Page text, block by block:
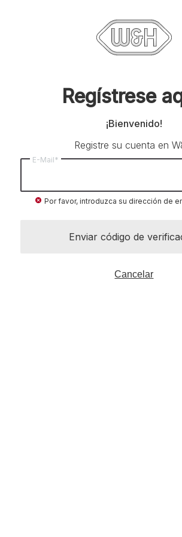
Regístrese
¡Bienvenido!
Registre su cuenta en
E-Mail*
cancel Por favor, introduzca su dirección de
Enviar código de
Cancelar